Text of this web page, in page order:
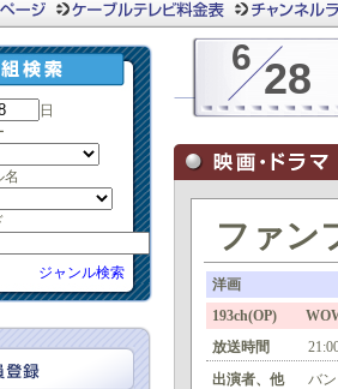
日
名
ジャンル検索
6 28
ファン
洋画
193ch(OP)
放送時間
出演者、他
バ